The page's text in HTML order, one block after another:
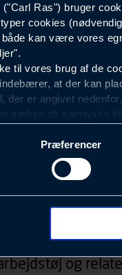
Ras") bruger
cookies
kan være vores
til vores brug af de
at der kan
der er angivet nedenfor.
trække dit samtykke
med det formål at
analyser af, hvilke
der klikkes på,
smartphone
sig på. Til dette
Præferencer
konkurrencer,
og